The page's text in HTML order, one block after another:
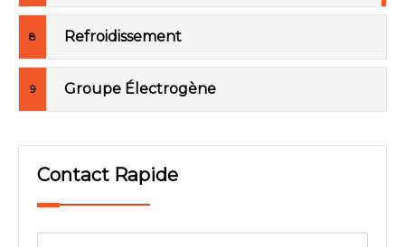
Refroidissement
Groupe Électrogène
Contact Rapide